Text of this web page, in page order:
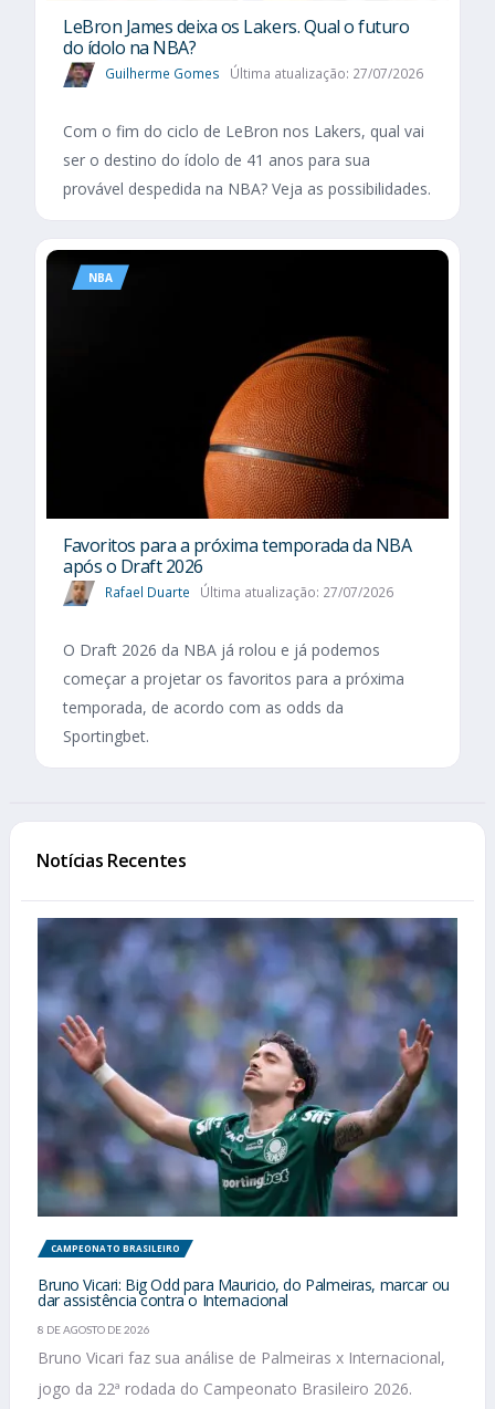
LeBron James deixa os Lakers. Qual o futuro
do ídolo na NBA?
Guilherme Gomes Última atualização: 27/07/2026
Com o fim do ciclo de LeBron nos Lakers, qual vai
ser o destino do ídolo de 41 anos para sua
provável despedida na NBA? Veja as possibilidades.
NBA
Favoritos para a próxima temporada da NBA
após o Draft 2026
Rafael Duarte Última atualização: 27/07/2026
O Draft 2026 da NBA já rolou e já podemos
começar a projetar os favoritos para a próxima
temporada, de acordo com as odds da
Sportingbet.
Notícias Recentes
CAMPEONATO BRASILEIRO
Bruno Vicari: Big Odd para Mauricio, do Palmeiras, marcar ou
dar assistência contra o Internacional
8 DE AGOSTO DE 2026
Bruno Vicari faz sua análise de Palmeiras x Internacional,
jogo da 22ª rodada do Campeonato Brasileiro 2026.